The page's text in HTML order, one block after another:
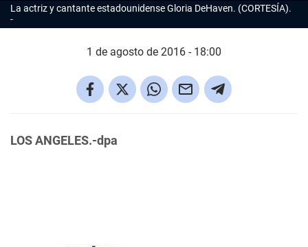
La actriz y cantante estadounidense Gloria DeHaven. (CORTESÍA).
1 de agosto de 2016 - 18:00
LOS ANGELES.-dpa